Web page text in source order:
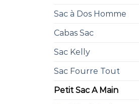
Sac à Dos Homme
Cabas Sac
Sac Kelly
Sac Fourre Tout
Petit Sac A Main